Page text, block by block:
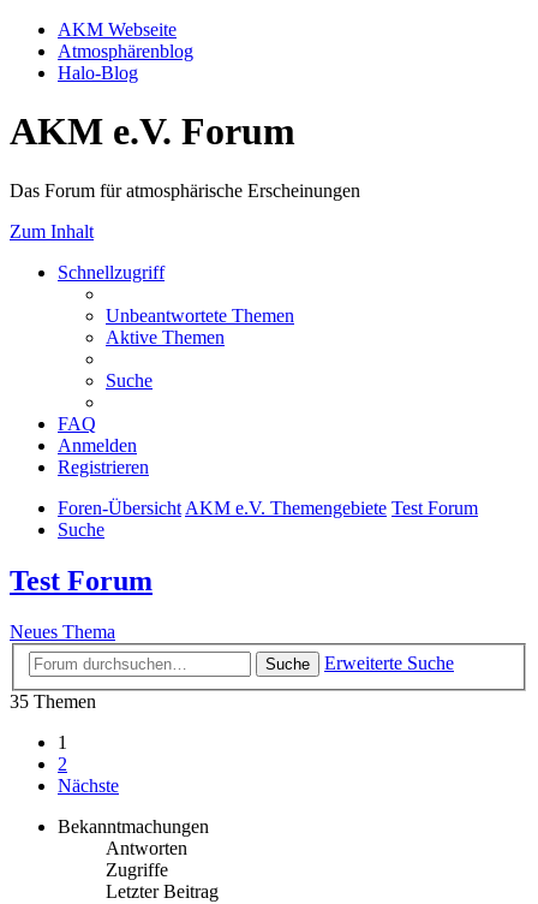
AKM Webseite
Atmosphärenblog
Halo-Blog
AKM e.V. Forum
Das Forum für atmosphärische Erscheinungen
Zum Inhalt
Schnellzugriff
Unbeantwortete Themen
Aktive Themen
Suche
FAQ
Anmelden
Registrieren
Foren-Übersicht AKM e.V. Themengebiete Test Forum
Suche
Test Forum
Neues Thema
Suche
Erweiterte Suche
35 Themen
1
2
Nächste
Bekanntmachungen
Antworten
Zugriffe
Letzter Beitrag